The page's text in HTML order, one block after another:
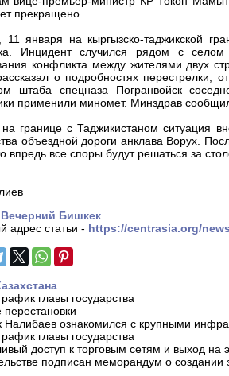
прекращено.
января на кыргызско-таджикской
Инцидент случился рядом с
конфликта между жителями двух
о подробностях перестрелки,
штаба спецназа Погранвойск
применили миномет. Минздрав
границе с Таджикистаном ситуация
объездной дороги анклава Ворух.
впредь все споры будут решаться за
Вечерний Бишкек
адрес статьи - https://centrasia.org/
главы государства
Налибаев ознакомился с крупными
главы государства
доступ к торговым сетям и выход на
подписан меморандум о создании